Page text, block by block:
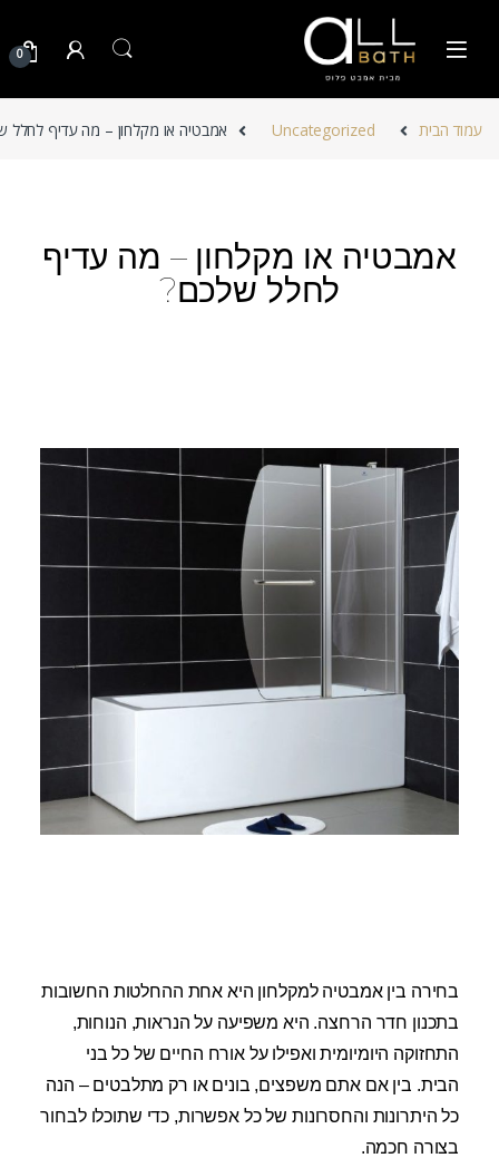
0
עמוד הבית Uncategorized אמבטיה או מקלחון – מה עדיף לחלל
אמבטיה או מקלחון – מה עדיף
לחלל שלכם?
בחירה בין אמבטיה למקלחון היא אחת ההחלטות החשובות
בתכנון חדר הרחצה. היא משפיעה על הנראות, הנוחות,
התחזוקה היומיומית ואפילו על אורח החיים של כל בני
הבית. בין אם אתם משפצים, בונים או רק מתלבטים – הנה
כל היתרונות והחסרונות של כל אפשרות, כדי שתוכלו לבחור
בצורה חכמה.